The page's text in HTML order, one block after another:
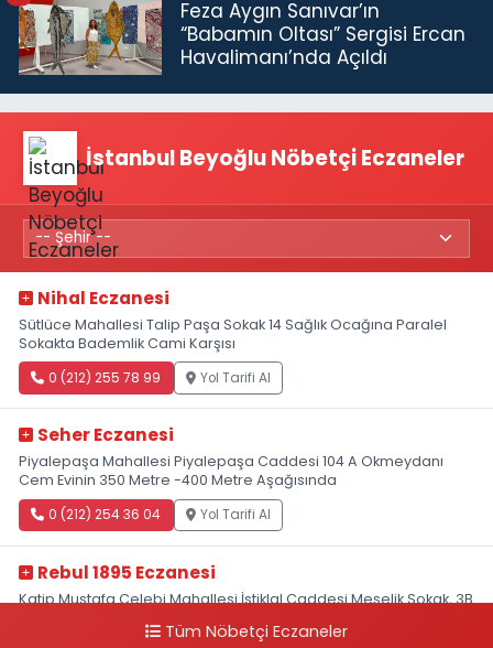
Feza Aygın Sanıvar’ın
“Babamın Oltası” Sergisi Ercan
Havalimanı’nda Açıldı
İstanbul Beyoğlu Nöbetçi Eczaneler
Nihal Eczanesi
Sütlüce Mahallesi Talip Paşa Sokak 14 Sağlık Ocağına Paralel
Sokakta Bademlik Cami Karşısı
0 (212) 255 78 99 Yol Tarifi Al
Seher Eczanesi
Piyalepaşa Mahallesi Piyalepaşa Caddesi 104 A Okmeydanı
Cem Evinin 350 Metre -400 Metre Aşağısında
0 (212) 254 36 04 Yol Tarifi Al
Rebul 1895 Eczanesi
Katip Mustafa Çelebi Mahallesi İstiklal Caddesi Meşelik Sokak, 3B
Tüm Nöbetçi Eczaneler